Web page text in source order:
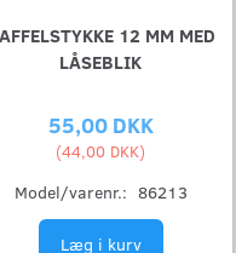
12 MM MED
LÅSEBLIK
55,00 DKK
(44,00 DKK)
Model/varenr.: 86213
Læg i kurv